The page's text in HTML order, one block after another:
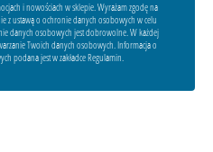
i nowościach w sklepie. Wyrażam zgodę na
z ustawą o ochronie danych osobowych w celu
danych osobowych jest dobrowolne. W każdej
Twoich danych osobowych. Informacja o
podana jest w zakładce Regulamin.